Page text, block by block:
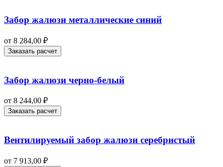
Забор жалюзи металлические синий
от 8 284,00 ₽
Заказать расчет
Забор жалюзи черно-белый
от 8 244,00 ₽
Заказать расчет
Вентилируемый забор жалюзи серебристый
от 7 913,00 ₽